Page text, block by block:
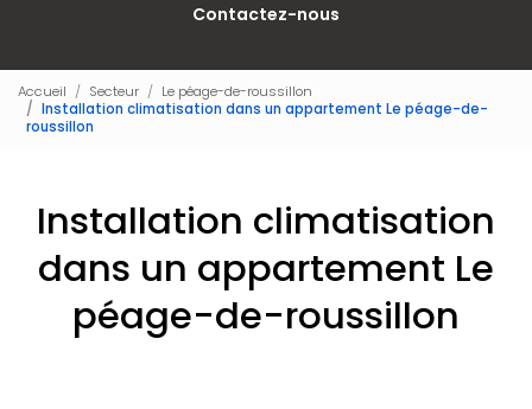
Contactez-nous
Accueil Secteur
Le péage-de-roussillon
Installation climatisation dans un appartement Le péage-de-
roussillon
Installation climatisation
dans un appartement Le
péage-de-roussillon